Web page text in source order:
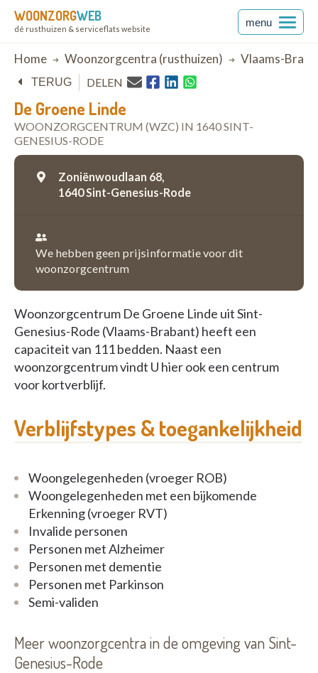
WOONZORGWEB
dé rusthuizen & serviceflats website
menu
Breadcrumb
Home Woonzorgcentra (rusthuizen) Vlaams-
De Groene Linde
WOONZORGCENTRUM (WZC) IN 1640 SINT-
GENESIUS-RODE
TERUG DELEN
Zoniënwoudlaan 68,
1640 Sint-Genesius-Rode
We hebben geen prijsinformatie voor dit
woonzorgcentrum
Woonzorgcentrum De Groene Linde uit Sint-
Genesius-Rode (Vlaams-Brabant) heeft een
capaciteit van 111 bedden. Naast een
woonzorgcentrum vindt U hier ook een centrum
voor kortverblijf.
Verblijfstypes & toegankelijkheid
Woongelegenheden (vroeger ROB)
Woongelegenheden met een bijkomende
Erkenning (vroeger RVT)
Invalide personen
Personen met Alzheimer
Personen met dementie
Personen met Parkinson
Semi-validen
Meer woonzorgcentra in de omgeving van Sint-
Genesius-Rode